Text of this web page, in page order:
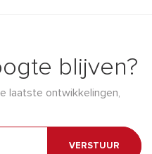
blijven?
laatste ontwikkelingen,
VERSTUUR